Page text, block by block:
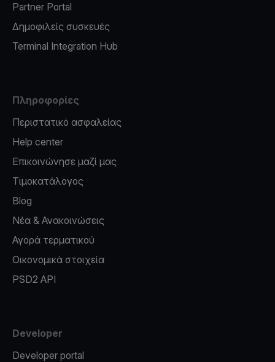
Partner Portal
Δημοφιλείς συσκευές
Terminal Integration Hub
Πληροφορίες
Περιστατικό ασφαλείας
Help center
Επικοινώνησε μαζί μας
Τιμοκατάλογος
Blog
Νέα & Ανακοινώσεις
Αγορά τερματικού
Οικονομικά στοιχεία
PSD2 API
Developer
Developer portal